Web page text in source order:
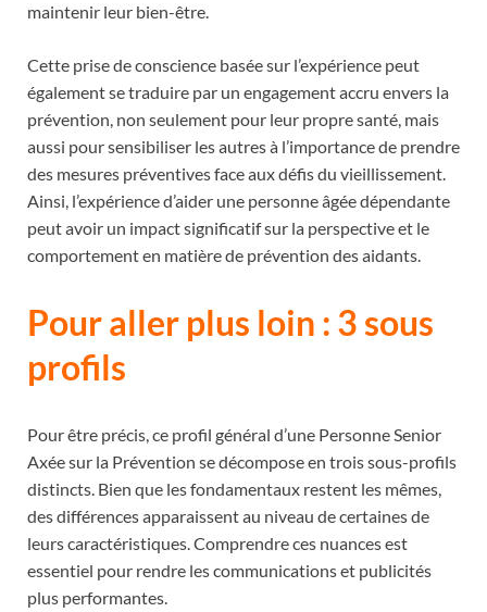
maintenir leur bien-être.
Cette prise de conscience basée sur l’expérience peut
également se traduire par un engagement accru envers la
prévention, non seulement pour leur propre santé, mais
aussi pour sensibiliser les autres à l’importance de prendre
des mesures préventives face aux défis du vieillissement.
Ainsi, l’expérience d’aider une personne âgée dépendante
peut avoir un impact significatif sur la perspective et le
comportement en matière de prévention des aidants.
Pour aller plus loin : 3 sous
profils
Pour être précis, ce profil général d’une Personne Senior
Axée sur la Prévention se décompose en trois sous-profils
distincts. Bien que les fondamentaux restent les mêmes,
des différences apparaissent au niveau de certaines de
leurs caractéristiques. Comprendre ces nuances est
essentiel pour rendre les communications et publicités
plus performantes.